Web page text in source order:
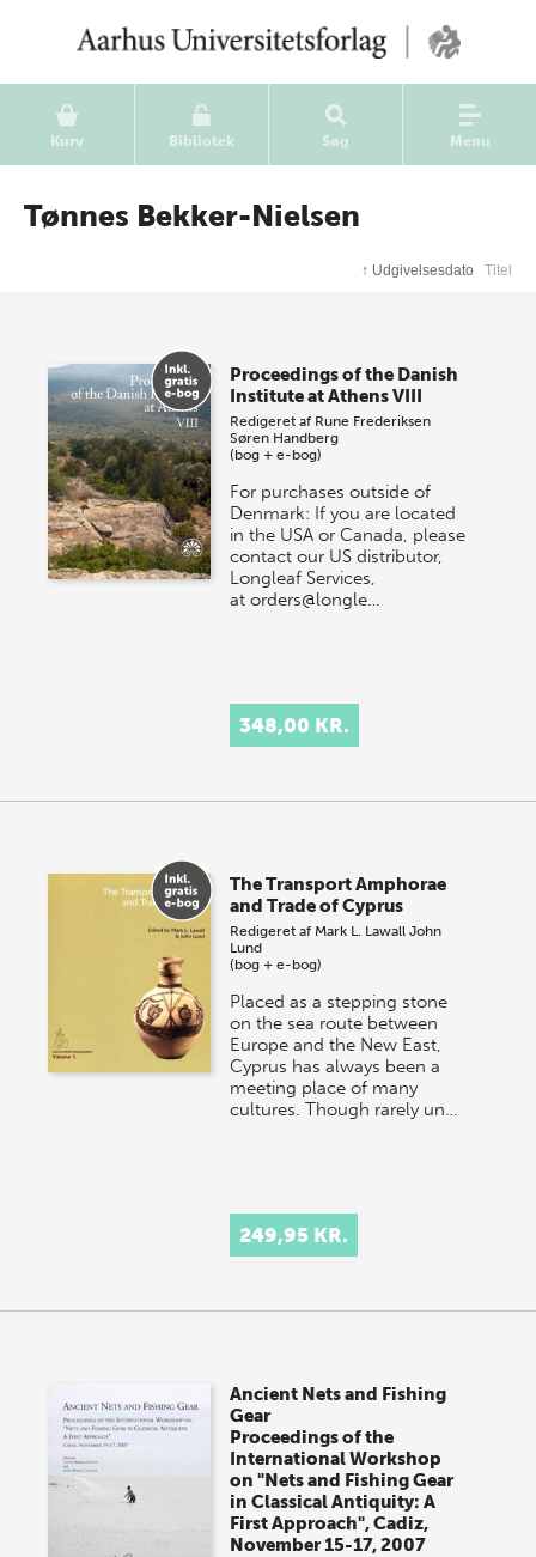
Kurv Bibliotek Søg Menu
Tønnes Bekker-Nielsen
↑ Udgivelsesdato Titel
Proceedings of the Danish
Institute at Athens VIII
Redigeret af Rune Frederiksen
Søren Handberg
(bog + e-bog)
For purchases outside of
Denmark: If you are located
in the USA or Canada, please
contact our US distributor,
Longleaf Services,
at orders@longle…
348,00 KR.
The Transport Amphorae
and Trade of Cyprus
Redigeret af Mark L. Lawall John
Lund
(bog + e-bog)
Placed as a stepping stone
on the sea route between
Europe and the New East,
Cyprus has always been a
meeting place of many
cultures. Though rarely un…
249,95 KR.
Ancient Nets and Fishing
Gear
Proceedings of the
International Workshop
on "Nets and Fishing Gear
in Classical Antiquity: A
First Approach", Cadiz,
November 15-17, 2007